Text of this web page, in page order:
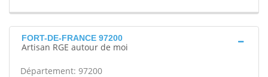
FORT-DE-FRANCE 97200
Artisan RGE autour de moi
Département: 97200